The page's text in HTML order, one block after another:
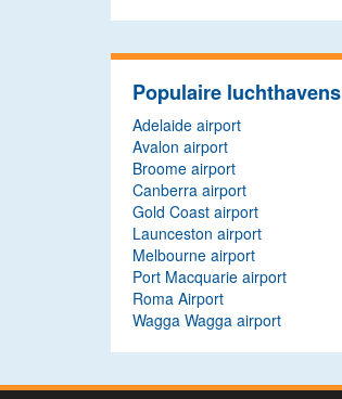
Populaire luchthavens
Adelaide airport
Avalon airport
Broome airport
Canberra airport
Gold Coast airport
Launceston airport
Melbourne airport
Port Macquarie airport
Roma Airport
Wagga Wagga airport